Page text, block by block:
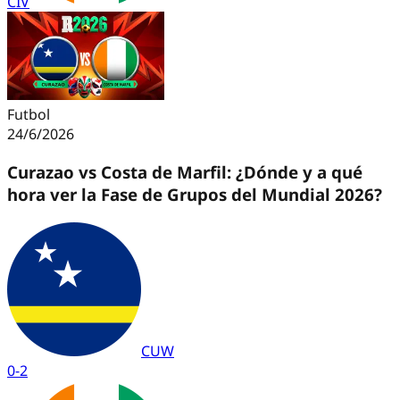
Futbol
24/6/2026
Curazao vs Costa de Marfil: ¿Dónde y a qué
hora ver la Fase de Grupos del Mundial 2026?
CUW
0-2